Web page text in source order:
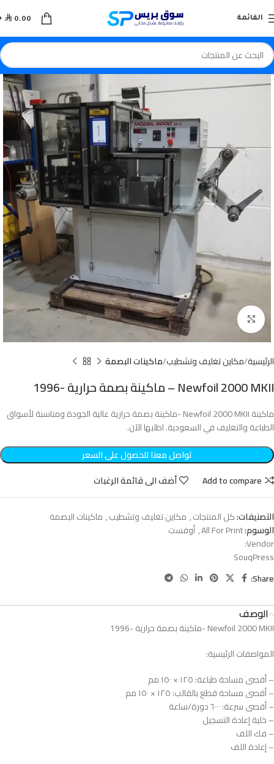
القائمة  0.00
Click to enlarge
الرئيسية مكاين تغليف وتشطيب ماكينات البصمة
Newfoil 2000 MKII – ماكينة بصمة حرارية -1996
ماكينة Newfoil 2000 MKII -ماكينة بصمة حرارية عالية الجودة ومناسبة لأسواق
الطباعة والتغليف في السعودية. اطلبها الآن.
تواصل معنا للحصول على السعر
Add to compare
أضف الى قائمة الرغبات
التصنيفات:كل المنتجات, مكاين تغليف وتشطيب, ماكينات البصمة
الوسوم:All For Print
,أوفست
Vendor:
SouqPress
Share:
الوصف
Newfoil 2000 MKII -ماكينة بصمة حرارية -1996
المواصفات الرئيسية:
– أقصى مساحة طباعة: ١٢٥ × ١٥٠ مم
– أقصى مساحة قطع بالقالب: ١٢٥ × ١٥٠ مم
– أقصى سرعة: ٦٠٠٠ دورة/ساعة
– خلية إعادة التسجيل
– فك اللف
– إعادة اللف